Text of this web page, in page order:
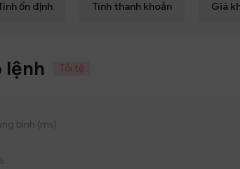
ổn định Tính thanh khoản Giá
lệnh Tồi tệ
bình (ms)